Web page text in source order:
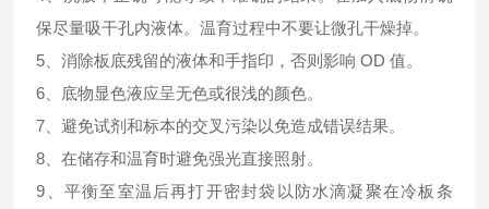
保尽量吸干孔内液体。温育过程中不要让微孔干燥掉。
5、消除板底残留的液体和手指印，否则影响 OD 值。
6、底物显色液应呈无色或很浅的颜色。
7、避免试剂和标本的交叉污染以免造成错误结果。
8、在储存和温育时避免强光直接照射。
9、平衡至室温后再打开密封袋以防水滴凝聚在冷板条